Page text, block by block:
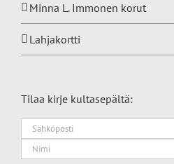
Minna L. Immonen korut
Lahjakortti
Tilaa kirje kultasepältä: